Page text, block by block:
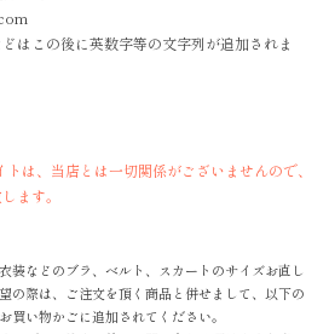
はこの後に英数字等の文字列が追加されま
は、当店とは一切関係がございませんので、
ます。
装などのブラ、ベルト、スカートのサイズお直し
の際は、ご注文を頂く商品と併せまして、以下の
い物かごに追加されてください。